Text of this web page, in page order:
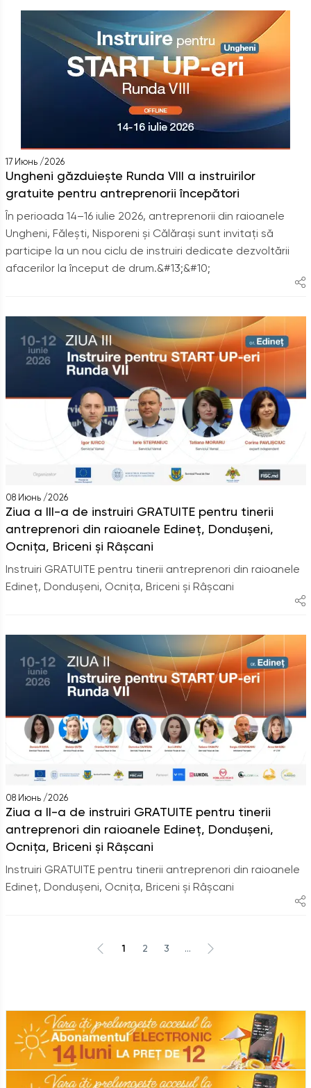
17 Июнь /2026
Ungheni găzduiește Runda VIII a instruirilor
gratuite pentru antreprenorii începători
În perioada 14–16 iulie 2026, antreprenorii din raioanele
Ungheni, Fălești, Nisporeni și Călărași sunt invitați să
participe la un nou ciclu de instruiri dedicate dezvoltării
afacerilor la început de drum.&#13;&#10;
08 Июнь /2026
Ziua a III-a de instruiri GRATUITE pentru tinerii
antreprenori din raioanele Edineț, Dondușeni,
Ocnița, Briceni și Râșcani
Instruiri GRATUITE pentru tinerii antreprenori din raioanele
Edineț, Dondușeni, Ocnița, Briceni și Râșcani
08 Июнь /2026
Ziua a II-a de instruiri GRATUITE pentru tinerii
antreprenori din raioanele Edineț, Dondușeni,
Ocnița, Briceni și Râșcani
Instruiri GRATUITE pentru tinerii antreprenori din raioanele
Edineț, Dondușeni, Ocnița, Briceni și Râșcani
1 2 3 ...